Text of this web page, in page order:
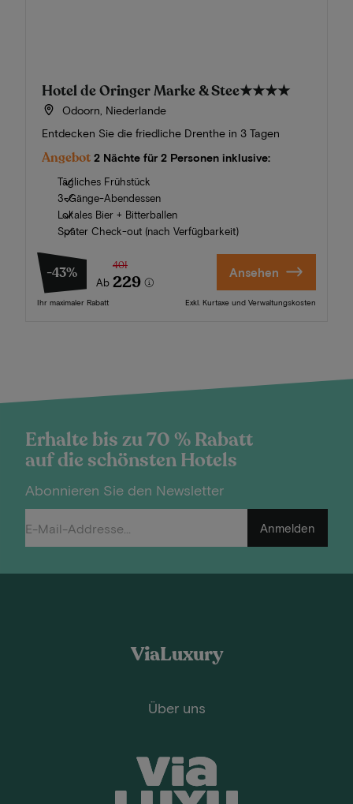
Hotel de Oringer Marke & Stee★★★★
Odoorn, Niederlande
Entdecken Sie die friedliche Drenthe in 3 Tagen
Angebot 2 Nächte für 2 Personen inklusive:
Tägliches Frühstück
3-Gänge-Abendessen
Lokales Bier + Bitterballen
Später Check-out (nach Verfügbarkeit)
-43%
Ab
401
229
Ihr maximaler Rabatt
Ansehen
Exkl. Kurtaxe und Verwaltungskosten
Erhalte bis zu 70 % Rabatt
auf die schönsten Hotels
Abonnieren Sie den Newsletter
Anmelden
ViaLuxury
Über uns